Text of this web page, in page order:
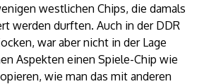
westlichen Chips, die damals
werden durften. Auch in der DDR
war aber nicht in der Lage
Aspekten einen Spiele-Chip wie
wie man das mit anderen